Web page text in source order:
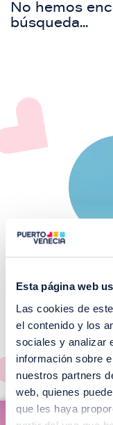
Esta página web
Las cookies de
el contenido y los
sociales y analizar
información sobre
nuestros partners
web, quienes
que les haya
No hemos
búsqueda...
¡No te
EVENTOS!
Ver todos >
m